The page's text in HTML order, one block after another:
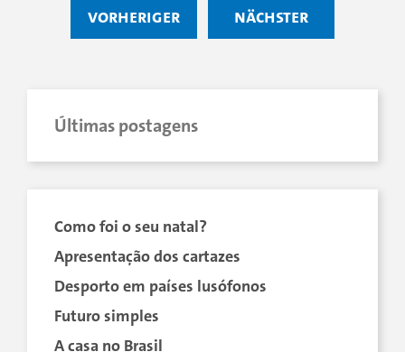
vorheriger nächster
Últimas postagens
Como foi o seu natal?
Apresentação dos cartazes
Desporto em países lusófonos
Futuro simples
A casa no Brasil